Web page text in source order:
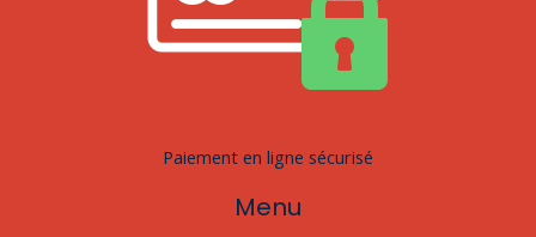
Paiement en ligne sécurisé
Menu